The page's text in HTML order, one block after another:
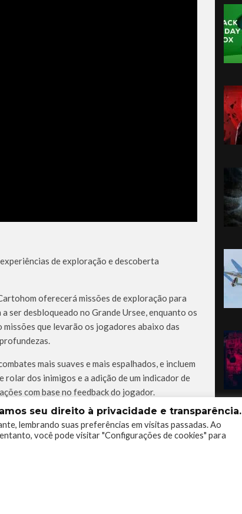
de exploração e descoberta
oferecerá missões de exploração para
ser desbloqueado no Grande Ursee, enquanto os
que levarão os jogadores abaixo das
mais suaves e mais espalhados, e incluem
dos inimigos e a adição de um indicador de
com base no feedback do jogador.
seu direito à privacidade e transparência.
lembrando suas preferências em visitas passadas. Ao
você pode visitar "Configurações de cookies" para